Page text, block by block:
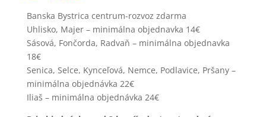
Banska Bystrica centrum-rozvoz zdarma
Uhlisko, Majer – minimálna objednavka 14€
Sásová, Fončorda, Radvaň – minimálna objednavka
18€
Senica, Selce, Kynceľová, Nemce, Podlavice, Pršany –
minimálna objednávka 22€
Iliaš – minimálna objednávka 24€